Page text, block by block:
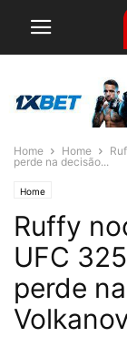
Home Home
perde na decisão...
Home
Ruffy
UFC
perde